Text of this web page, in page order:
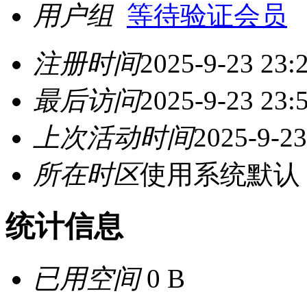
用户组 等待验证会员
注册时间2025-9-23
最后访问2025-9-23
上次活动时间2025-9-
所在时区使用系统默认
统计信息
已用空间0 B